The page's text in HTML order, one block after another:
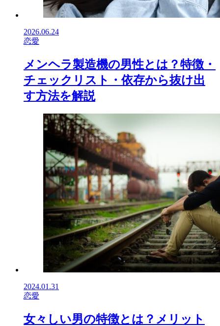
2026.06.24
恋愛
メンヘラ製造機の男性とは？特徴・
チェックリスト・依存から抜け出
す方法を解説
2024.01.31
恋愛
女々しい男の特徴とは？メリット